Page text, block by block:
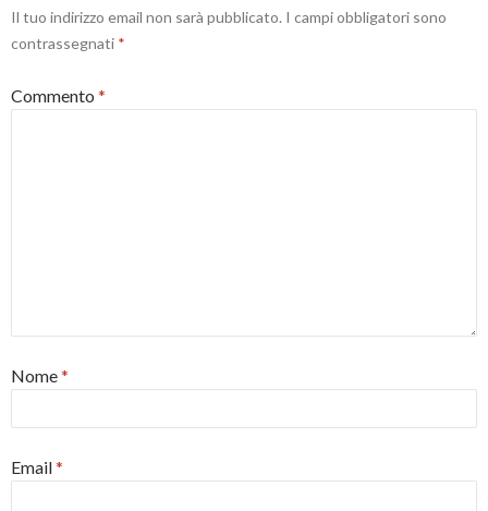
Il tuo indirizzo email non sarà pubblicato. I campi obbligatori sono
contrassegnati *
Commento *
Nome*
Email*